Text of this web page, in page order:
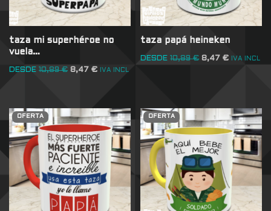
taza mi superhéroe no
vuela…
DESDE 10,89€ 8,47 € IVA INCL
taza papá heineken
DESDE 10,89€ 8,47€ IVA INCL
OFERTA OFERTA